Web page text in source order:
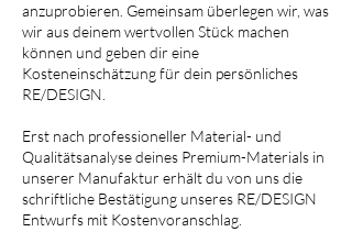
anzuprobieren. Gemeinsam überlegen wir, was
wir aus deinem wertvollen Stück machen
können und geben dir eine
Kosteneinschätzung für dein persönliches
RE/DESIGN.
Erst nach professioneller Material- und
Qualitätsanalyse deines Premium-Materials in
unserer Manufaktur erhält du von uns die
schriftliche Bestätigung unseres RE/DESIGN
Entwurfs mit Kostenvoranschlag.